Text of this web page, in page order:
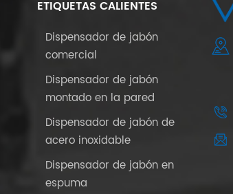
ETIQUETAS CALIENTES
Dispensador de jabón
comercial
Dispensador de jabón
montado en la pared
Dispensador de jabón de
acero inoxidable
Dispensador de jabón en
espuma